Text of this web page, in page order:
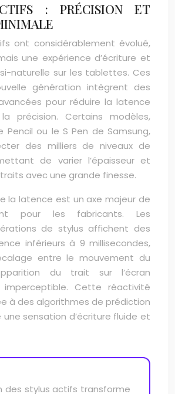
: PRÉCISION ET
ont considérablement évolué,
une expérience d’écriture et
naturelle sur les tablettes. Ces
génération intègrent des
pour réduire la latence
précision. Certains modèles,
Pencil ou le S Pen de Samsung,
des milliers de niveaux de
de varier l’épaisseur et
avec une grande finesse.
la latence est un axe majeur de
pour les fabricants. Les
de stylus affichent des
inférieurs à 9 millisecondes,
entre le mouvement du
du trait sur l’écran
imperceptible. Cette réactivité
à des algorithmes de prédiction
sensation d’écriture fluide et
des stylus actifs transforme